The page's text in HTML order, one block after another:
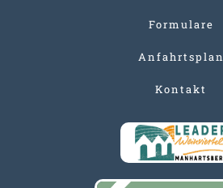
Formulare
Anfahrtsplan
Kontakt